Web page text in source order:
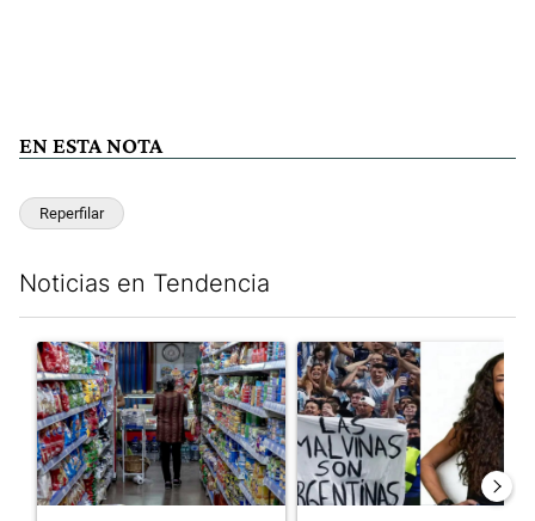
EN ESTA NOTA
Reperfilar
Noticias en Tendencia
Un artículo de tendencia con el título "La inflación en CABA
Un artículo de tendencia con